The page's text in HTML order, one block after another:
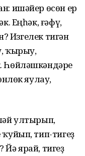
ишәйер өсөн ер
Еңһәк, ғәфү,
Изгелек тигән
ҡырыу,
Һөйләшкәндәре
яулау,
ултырып,
ҡуйып, тип-тигеҙ
ярай, тигеҙ